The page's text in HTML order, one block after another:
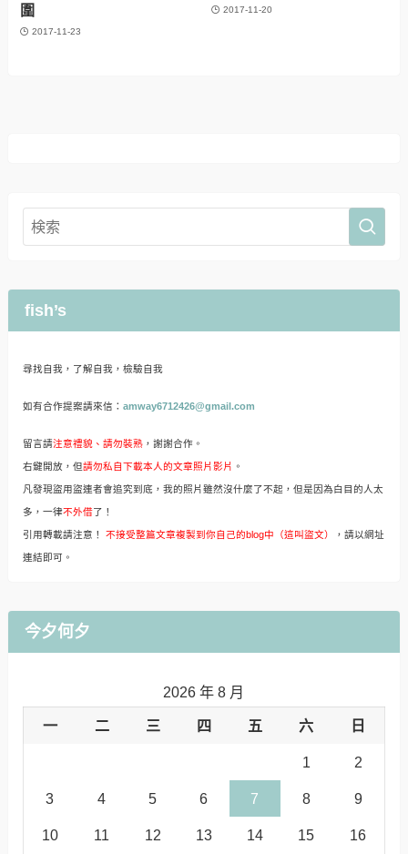
圍
2017-11-23
2017-11-20
fish’s
尋找自我，了解自我，檢驗自我
如有合作提案請來信： amway6712426@gmail.com
留言請注意禮貌、請勿裝熟，謝謝合作。
右鍵開放，但請勿私自下載本人的文章照片影片 。
凡發現盜用盜連者會追究到底，我的照片雖然沒什麼了不起，但是因為白目的人太
多，一律不外借了！
引用轉載請注意！ 不接受整篇文章複製到你自己的blog中（這叫盜文） ，請以網址
連結即可。
今夕何夕
2026 年 8 月
一 二 三 四 五 六 日
1 2
3 4 5 6 7 8 9
10 11 12 13 14 15 16